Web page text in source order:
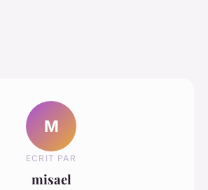
M
ECRIT PAR
misael